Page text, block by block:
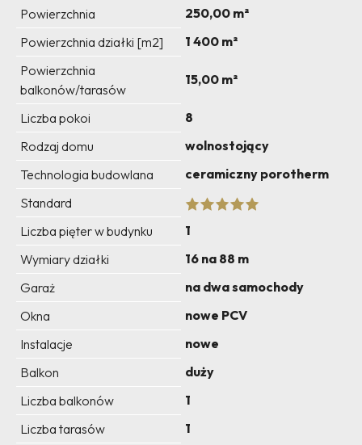
Powierzchnia
250,00 m²
Powierzchnia działki [m2]
1 400 m²
Powierzchnia
balkonów/tarasów
15,00 m²
Liczba pokoi
8
Rodzaj domu
wolnostojący
Technologia budowlana
ceramiczny porotherm
Standard
Liczba pięter w budynku
1
Wymiary działki
16 na 88 m
Garaż
na dwa samochody
Okna
nowe PCV
Instalacje
nowe
Balkon
duży
Liczba balkonów
1
Liczba tarasów
1